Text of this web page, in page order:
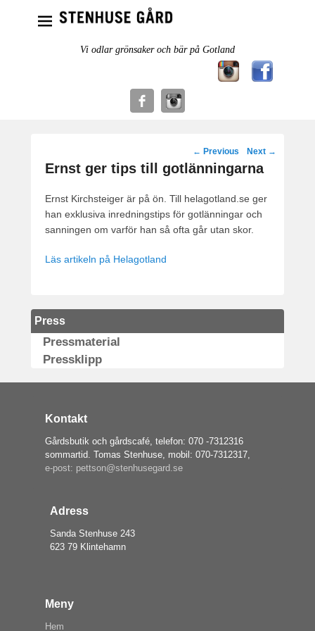
Vi odlar grönsaker och bär på Gotland
Post
navigation
← Previous Next →
Ernst ger tips till gotlänningarna
Ernst Kirchsteiger är på ön. Till helagotland.se ger
han exklusiva inredningstips för gotlänningar och
sanningen om varför han så ofta går utan skor.
Läs artikeln på Helagotland
Press
Pressmaterial
Pressklipp
Kontakt
Gårdsbutik och gårdscafé, telefon: 070 -7312316
sommartid. Tomas Stenhuse, mobil: 070-7312317,
e-post: pettson@stenhusegard.se
Adress
Sanda Stenhuse 243
623 79 Klintehamn
Meny
Hem